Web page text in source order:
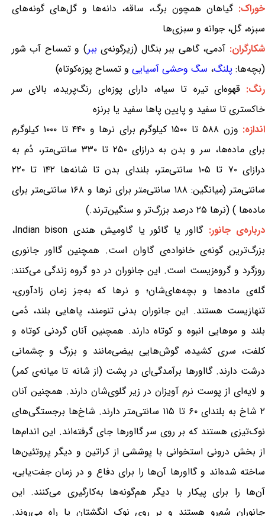
خوراک:گیاهان همچون برگ، ساقه، دانه‌ها و گل‌های گونه‌های
سبزه، گل، جوانه و سبزی‌ها
شکارگران: آدمی، گاهی ببر بنگال (زیرگونه‌ی ببر) و تمساح آب شور
(بچه‌ها: پلنگ، سگ وحشی آسیایی و تمساح پوزه‌کوتاه)
رنگ:قهوه‌ای تیره تا سیاه، دارای پوزه‌ای رنگ‌پریده، بالای سر
خاکستری تا سفید و پایین پاها سفید یا برنزه
اندازه:
وزن ۵۸۸ تا ۱۵۰۰ کیلوگرم برای نرها و ۴۴۰ تا ۱۰۰۰ کیلوگرم
برای ماده‌ها، سر و بدن به درازای ۲۵۰ تا ۳۳۰ سانتی‌متر، دُم به
درازای ۷۰ تا ۱۰۵ سانتی‌متر، بلندای بدن تا شانه‌ها ۱۴۲ تا ۲۲۰
سانتی‌متر (میانگین: ۱۸۸ سانتی‌متر برای نرها و ۱۶۸ سانتی‌متر برای
ماده‌ها ) (نرها ۲۵ درصد بزرگ‌تر و سنگین‌ترند.)
درباره‌ی جانور:
گااور یا گائور یا گاومیش هندی Indian bison،
بزرگ‌ترین گونه‌ی خانواده‌ی گاوان است. همچنین گااور جانوری
روزگرد و گروه‌زیست است. این جانوران در دو گروه زندگی می‌کنند:
گله‌ی ماده‌ها و بچه‌های‌شان؛ و نرها که به‌جز زمان زادآوری،
تنهازیست هستند. این جانوران بدنی تنومند، پاهایی بلند، دُمی
بلند و موهایی انبوه و کوتاه دارند. همچنین آنان گردنی کوتاه و
کلفت، سری کشیده، گوش‌هایی بیضی‌مانند و بزرگ و چشمانی
درشت دارند. گااورها برآمدگی‌ای در پشت (از شانه تا میانه‌ی کمر)
و لایه‌ای از پوست نرم آویزان در زیر گلو‌ی‌شان دارند. همچنین آنان
۲ شاخ به بلندای ۶۰ تا ۱۱۵ سانتی‌متر دارند. شاخ‌ها برجستگی‌های
نوک‌تیزی هستند که بر روی سر گااورها جای گرفته‌اند. این اندام‌ها
از بخش درونی استخوانی با پوششی از کراتین و دیگر پروتئین‌ها
ساخته شده‌اند و گااورها آن‌ها را برای دفاع و در زمان جفت‌یابی،
آن‌ها را برای پیکار با دیگر هم‌گونه‌ها به‌کارگیری می‌کنند. این
جانوران سُم‌رو هستند و بر روی نوک انگشتان پا راه می‌روند.